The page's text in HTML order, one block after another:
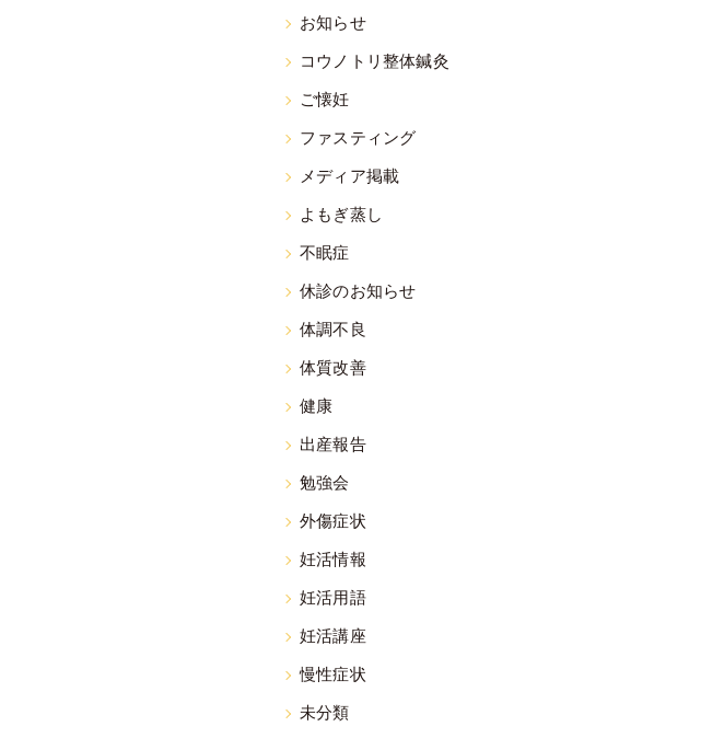
お知らせ
コウノトリ整体鍼灸
ご懐妊
ファスティング
メディア掲載
よもぎ蒸し
不眠症
休診のお知らせ
体調不良
体質改善
健康
出産報告
勉強会
外傷症状
妊活情報
妊活用語
妊活講座
慢性症状
未分類